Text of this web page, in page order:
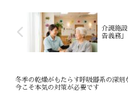
介護施
告義務
冬季の乾燥がもたらす呼吸器系の深刻
今こそ本気の対策が必要です